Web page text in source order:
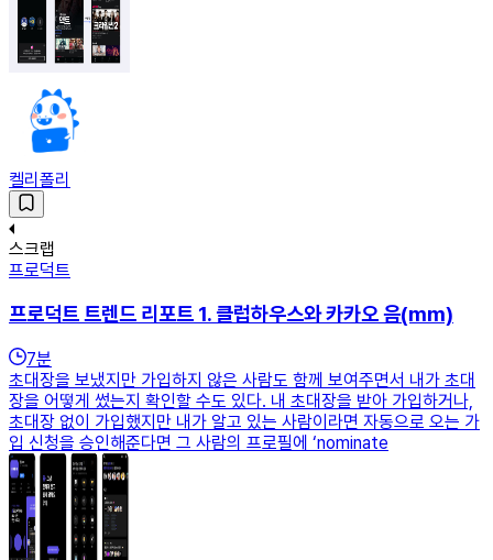
켈리폴리
스크랩
프로덕트
프로덕트 트렌드 리포트 1. 클럽하우스와 카카오 음(mm)
7분
초대장을 보냈지만 가입하지 않은 사람도 함께 보여주면서 내가 초대
장을 어떻게 썼는지 확인할 수도 있다. 내 초대장을 받아 가입하거나,
초대장 없이 가입했지만 내가 알고 있는 사람이라면 자동으로 오는 가
입 신청을 승인해준다면 그 사람의 프로필에 ‘nominate